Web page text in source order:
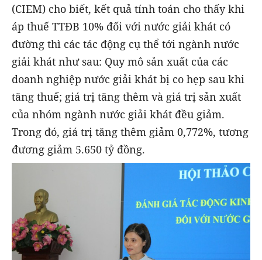
(CIEM) cho biết, kết quả tính toán cho thấy khi
áp thuế TTĐB 10% đối với nước giải khát có
đường thì các tác động cụ thể tới ngành nước
giải khát như sau: Quy mô sản xuất của các
doanh nghiệp nước giải khát bị co hẹp sau khi
tăng thuế; giá trị tăng thêm và giá trị sản xuất
của nhóm ngành nước giải khát đều giảm.
Trong đó, giá trị tăng thêm giảm 0,772%, tương
đương giảm 5.650 tỷ đồng.